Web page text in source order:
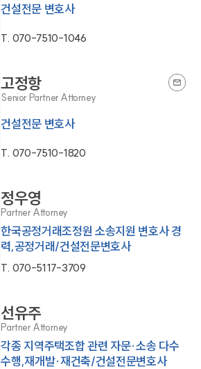
건설전문 변호사
T. 070-7510-1046
고정항
Senior Partner Attorney
건설전문 변호사
T. 070-7510-1820
정우영
Partner Attorney
한국공정거래조정원 소송지원 변호사 경
력,공정거래/건설전문변호사
T. 070-5117-3709
선유주
Partner Attorney
각종 지역주택조합 관련 자문·소송 다수
수행,재개발·재건축/건설전문변호사